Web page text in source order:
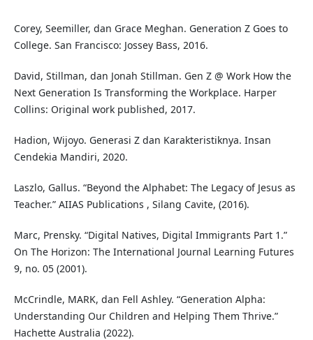
Corey, Seemiller, dan Grace Meghan. Generation Z Goes to
College. San Francisco: Jossey Bass, 2016.
David, Stillman, dan Jonah Stillman. Gen Z @ Work How the
Next Generation Is Transforming the Workplace. Harper
Collins: Original work published, 2017.
Hadion, Wijoyo. Generasi Z dan Karakteristiknya. Insan
Cendekia Mandiri, 2020.
Laszlo, Gallus. “Beyond the Alphabet: The Legacy of Jesus as
Teacher.” AIIAS Publications , Silang Cavite, (2016).
Marc, Prensky. “Digital Natives, Digital Immigrants Part 1.”
On The Horizon: The International Journal Learning Futures
9, no. 05 (2001).
McCrindle, MARK, dan Fell Ashley. “Generation Alpha:
Understanding Our Children and Helping Them Thrive.”
Hachette Australia (2022).